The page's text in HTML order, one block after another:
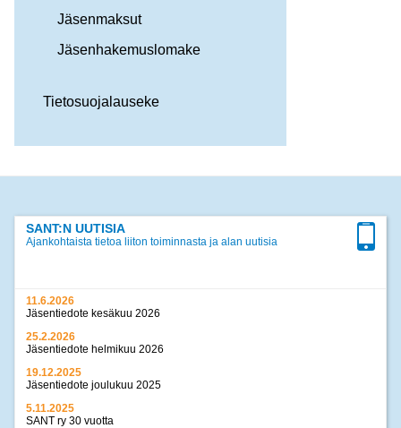
Jäsenmaksut
Jäsenhakemuslomake
Tietosuojalauseke
SANT:N UUTISIA
Ajankohtaista tietoa liiton toiminnasta ja alan uutisia
11.6.2026
Jäsentiedote kesäkuu 2026
25.2.2026
Jäsentiedote helmikuu 2026
19.12.2025
Jäsentiedote joulukuu 2025
5.11.2025
SANT ry 30 vuotta